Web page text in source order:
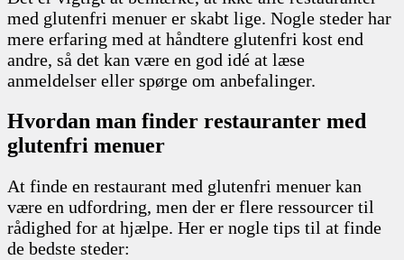
med glutenfri menuer er skabt lige. Nogle steder har
mere erfaring med at håndtere glutenfri kost end
andre, så det kan være en god idé at læse
anmeldelser eller spørge om anbefalinger.
Hvordan man finder restauranter med
glutenfri menuer
At finde en restaurant med glutenfri menuer kan
være en udfordring, men der er flere ressourcer til
rådighed for at hjælpe. Her er nogle tips til at finde
de bedste steder: